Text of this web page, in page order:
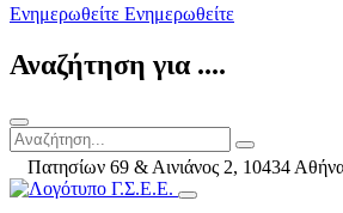
Ενημερωθείτε Ενημερωθείτε
Αναζήτηση για ....
Πατησίων 69 & Αινιάνος 2, 10434